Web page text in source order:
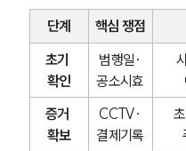
단계 핵심 쟁점
초기
확인
범행일·
공소시효
증거
확보
CCTV·
결제기록